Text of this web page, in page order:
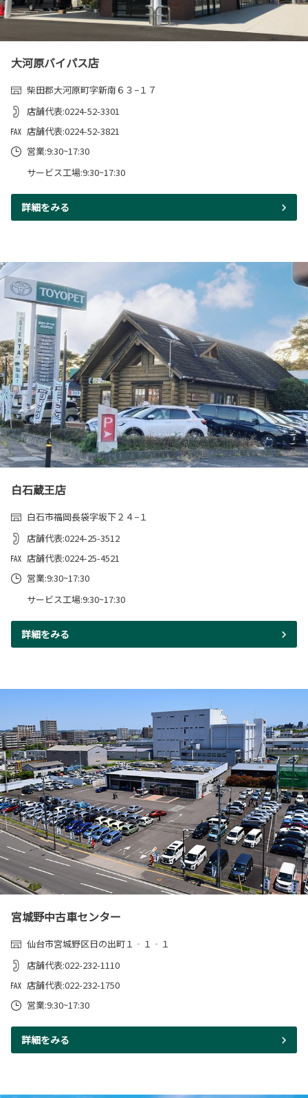
大河原バイパス店
柴田郡大河原町字新南６３−１７
店舗代表:0224-52-3301
店舗代表:0224-52-3821
営業:9:30~17:30
サービス工場:9:30~17:30
詳細をみる
白石蔵王店
白石市福岡長袋字坂下２４−１
店舗代表:0224-25-3512
店舗代表:0224-25-4521
営業:9:30~17:30
サービス工場:9:30~17:30
詳細をみる
宮城野中古車センター
仙台市宮城野区日の出町１‐１‐１
店舗代表:022-232-1110
店舗代表:022-232-1750
営業:9:30~17:30
詳細をみる